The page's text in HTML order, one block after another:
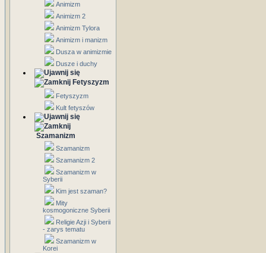
Animizm
Animizm 2
Animizm Tylora
Animizm i manizm
Dusza w animizmie
Dusze i duchy
Fetyszyzm
Fetyszyzm
Kult fetyszów
Szamanizm
Szamanizm
Szamanizm 2
Szamanizm w
Syberii
Kim jest szaman?
Mity
kosmogoniczne Syberii
Religie Azji i Syberii
- zarys tematu
Szamanizm w
Korei